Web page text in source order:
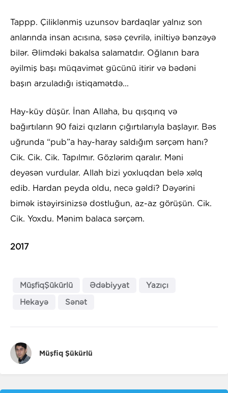
Tappp. Çiliklənmiş uzunsov bardaqlar yalnız son
anlarında insan acısına, səsə çevrilə, iniltiyə bənzəyə
bilər. Əlimdəki bakalsa salamatdır. Oğlanın bara
əyilmiş başı müqavimət gücünü itirir və bədəni
başın arzuladığı istiqamətdə...
Hay-küy düşür. İnan Allaha, bu qışqırıq və
bağırtıların 90 faizi qızların çığırtılarıyla başlayır. Bəs
uğrunda “pub”a hay-haray saldığım sərçəm hanı?
Cik. Cik. Cik. Tapılmır. Gözlərim qaralır. Məni
deyəsən vurdular. Allah bizi yoxluqdan belə xəlq
edib. Hardan peyda oldu, necə gəldi? Dəyərini
bimək istəyirsinizsə dostluğun, az-az görüşün. Cik.
Cik. Yoxdu. Mənim balaca sərçəm.
2017
MüşfiqŞükürlü Ədəbiyyat
Yazıçı
Hekayə
Sənət
Müşfiq Şükürlü